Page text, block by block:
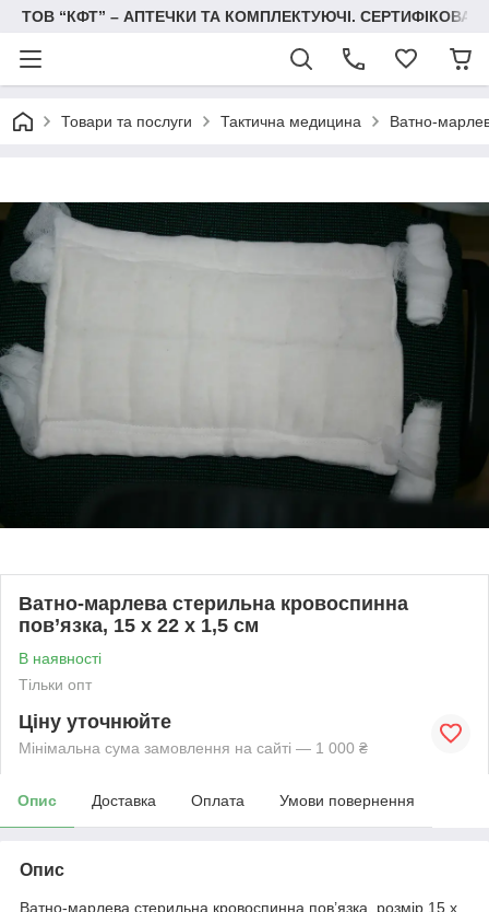
ТОВ “КФТ” – АПТЕЧКИ ТА КОМПЛЕКТУЮЧІ.
Товари та послуги Тактична медицина Ватно-
Ватно-марлева стерильна кровоспинна
пов’язка, 15 x 22 x 1,5 см
В наявності
Тільки опт
Ціну уточнюйте
Мінімальна сума замовлення на сайті — 1 000 ₴
Опис Доставка Оплата Умови повернення
Опис
Ватно-марлева стерильна кровоспинна пов’язка, розмір 15 x